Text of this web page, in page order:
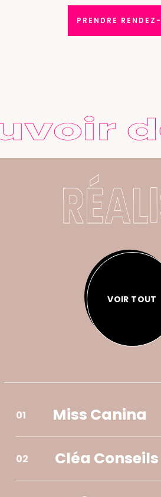
PRENDRE
VOIR TOUT
01​ Miss Canina
02 Cléa Conseils